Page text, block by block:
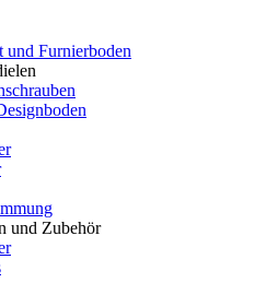
und Furnierboden
und Zubehör